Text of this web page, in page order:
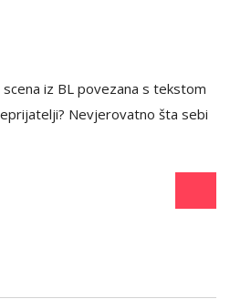
iz BL povezana s tekstom
Nevjerovatno šta sebi